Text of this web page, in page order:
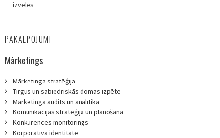
izvēles
PAKALPOJUMI
Mārketings
Mārketinga stratēģija
Tirgus un sabiedriskās domas izpēte
Mārketinga audits un analītika
Komunikācijas stratēģija un plānošana
Konkurences monitorings
Korporatīvā identitāte